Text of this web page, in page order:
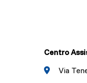
Centro
Via